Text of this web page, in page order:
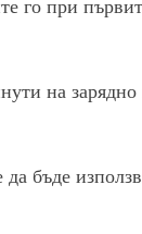
го при
на зарядно
бъде